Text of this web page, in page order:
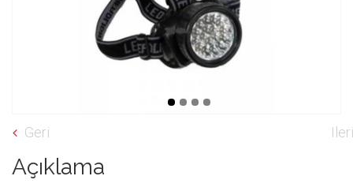
Geri Ileri
Açıklama